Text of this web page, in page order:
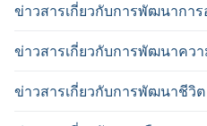
ข่าวสารเกี่ยวกับการพัฒนากา
ข่าวสารเกี่ยวกับการพัฒนาคว
ข่าวสารเกี่ยวกับการพัฒนาชีวิต